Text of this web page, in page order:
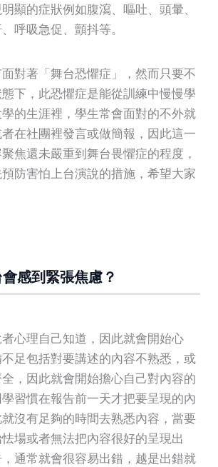
顯的症狀例如腹瀉、嘔吐、頭暈、
呼吸急促、顫抖等。
對著「舞台恐懼症」，然而只要不
下，此恐懼症是能從訓練中慢慢學
的生涯裡，學生常會面對的不外就
在社團裡發言或做簡報，因此這一
焦還未嚴重到舞台畏懼症的程度，
防害怕上台演說的措施，希望大家
感到緊張焦慮？
心理自己知道，因此就會開始心
足包括對要講述的內容不熟悉，或
，因此就會開始擔心自己對內容的
習慣在報告前一天才把要呈現的內
沒有足夠的時間去熟悉內容，當要
場或者無法把內容很好的呈現出
通常就會很容易出錯，越是出錯就